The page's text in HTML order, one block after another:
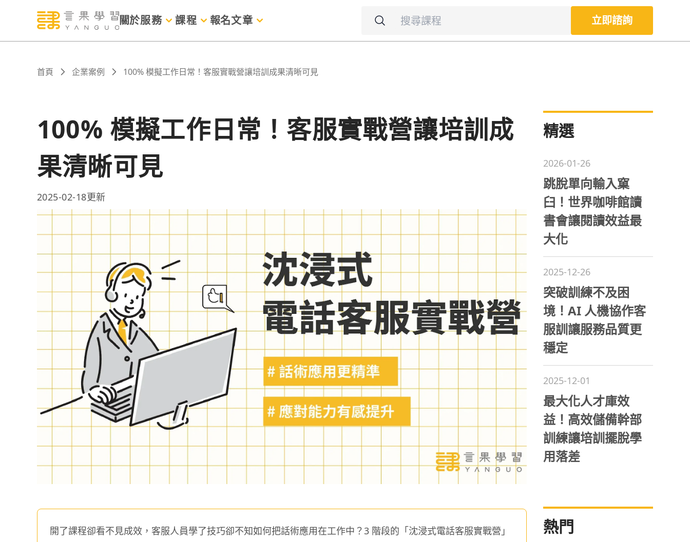
關於服務 課程 報名文章 立即諮詢
首頁 企業案例 100% 模擬工作日常！客服實戰營讓培訓成果清晰可見
100% 模擬工作日常！客服實戰營讓培訓成
果清晰可見
2025-02-18更新
開了課程卻看不見成效，客服人員學了技巧卻不知如何把話術應用在工作中？3 階段的「沈浸式電話客服實戰營」
精選
2026-01-26
跳脫單向輸入窠
臼！世界咖啡館讀
書會讓閱讀效益最
大化
2025-12-26
突破訓練不及困
境！AI 人機協作客
服訓讓服務品質更
穩定
2025-12-01
最大化人才庫效
益！高效儲備幹部
訓練讓培訓擺脫學
用落差
熱門